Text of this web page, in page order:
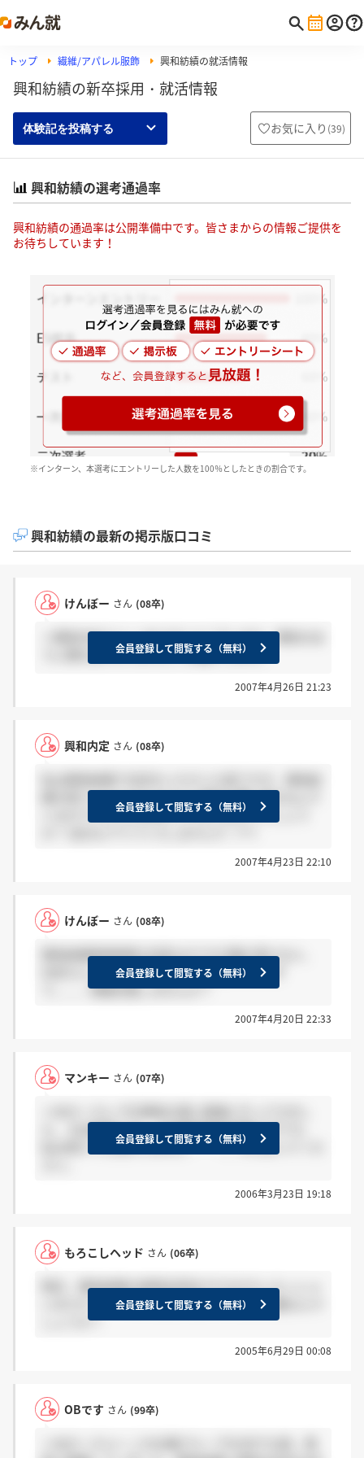
トップ 繊維/アパレル服飾 興和紡績の就活情報
興和紡績の新卒採用・就活情報
体験記を投稿する お気に入り (39)
興和紡績の選考通過率
興和紡績の通過率は公開準備中です。皆さまからの情報ご提供を
お待ちしています！
※インターン、本選考にエントリーした人数を100％としたときの割合です。
興和紡績の最新の掲示版口コミ
けんぼー さん (08卒)
＞興和内定さんへ ありがとうございます。興和のほ
うに顔を出すんでよろしくお願いします。
会員登録して閲覧する（無料）
2007年4月26日 21:23
興和内定 さん (08卒)
績の受けられた方もみなさん興和の欄に書き込んで
いるのでそちらを参考にしてみてはそうでしょう
会員登録して閲覧する（無料）
2007年4月23日 22:10
けんぼー さん (08卒)
興和紡績第第第第1志望なのですが誰か受ける人、
内定もらった人いませんか？情報が少なすぎ
て。。。情報交換しませんか？
会員登録して閲覧する（無料）
2007年4月20日 22:33
マンキー さん (07卒)
た。 圧迫面接です。 正直面接官性格悪すぎです。
私は受かった気がしません・・・。 がんばってくだ
会員登録して閲覧する（無料）
2006年3月23日 19:18
もろこしヘッド さん (06卒)
明日、興和紡績の説明会参加されるかたいらっしゃ
いますか？？ 今年は明日が初めての採用活動なんで
しょうか？
会員登録して閲覧する（無料）
2005年6月29日 00:08
OBです さん (99卒)